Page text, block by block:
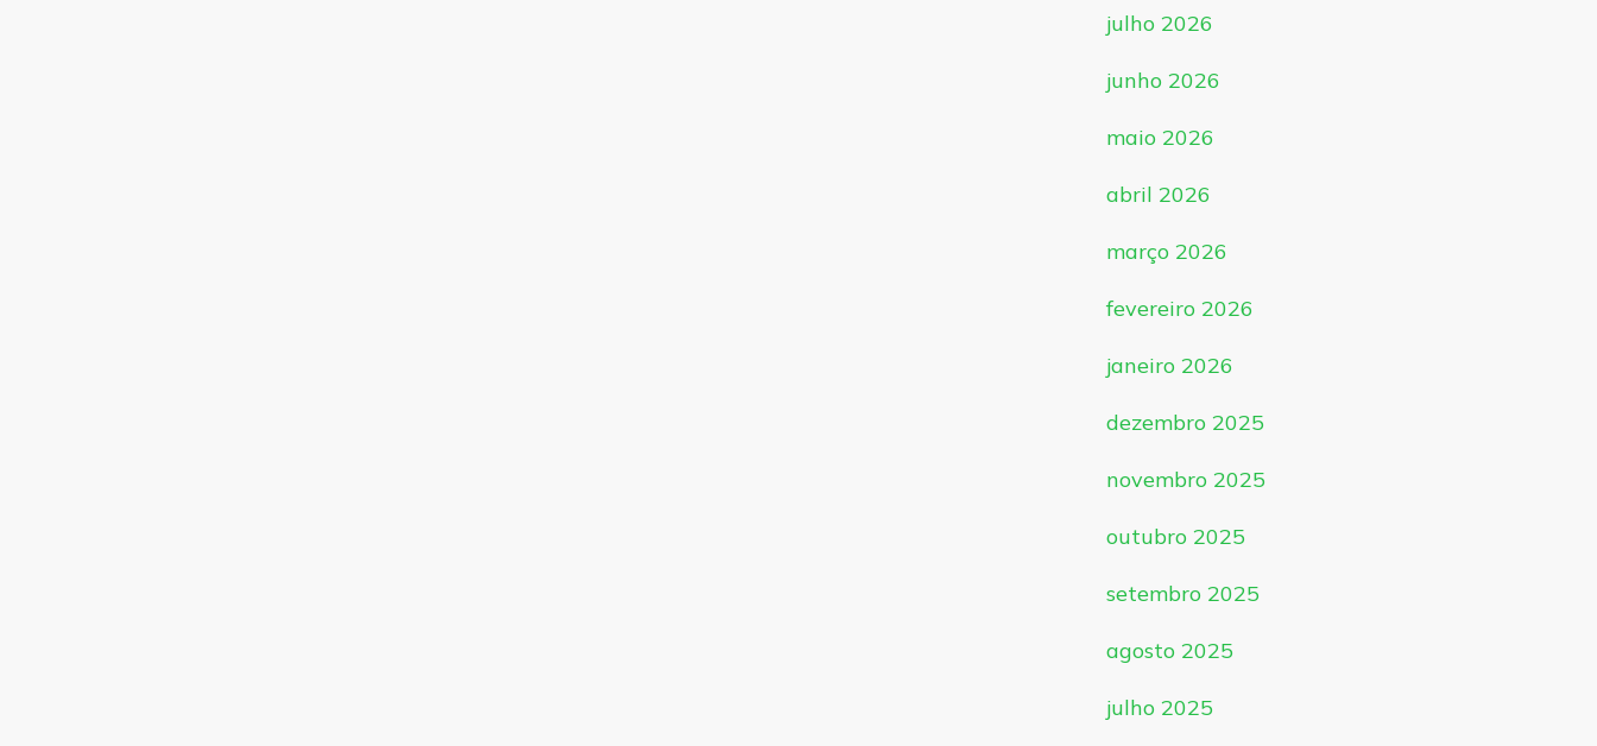
julho 2026
junho 2026
maio 2026
abril 2026
março 2026
fevereiro 2026
janeiro 2026
dezembro 2025
novembro 2025
outubro 2025
setembro 2025
agosto 2025
julho 2025